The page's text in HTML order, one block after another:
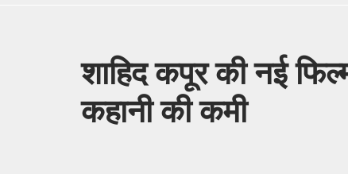
शाहिद कपूर की नई
कहानी की कमी